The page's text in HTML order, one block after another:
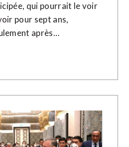
qui pourrait le voir
pour sept ans,
après…